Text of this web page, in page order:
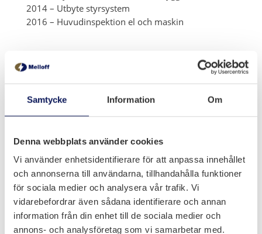
Samtycke Information Om
Denna webbplats använder cookies
Vi använder enhetsidentifierare för att anpassa innehållet
och annonserna till användarna, tillhandahålla funktioner
för sociala medier och analysera vår trafik. Vi
vidarebefordrar även sådana identifierare och annan
information från din enhet till de sociala medier och
annons- och analysföretag som vi samarbetar med.
2014 – Utbyte styrsystem
2016 – Huvudinspektion el och maskin